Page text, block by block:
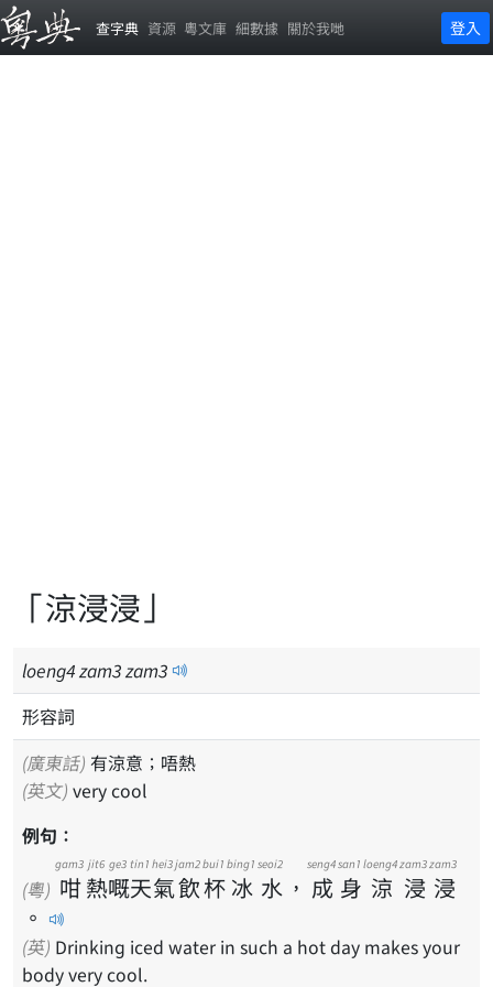
查字典 資源 粵文庫 細數據 關於我哋 登入
「涼浸浸」
loeng4zam3zam3
形容詞
(廣東話) 有涼意；唔熱
(英文) very cool
例句：
(粵) 咁
gam3
熱
jit6
嘅
ge3
天
tin1
氣
hei3
飲
jam2
杯
bui1
冰
bing1
水
seoi2
， 成
seng4
身
san1
涼
loeng4
浸
zam3
浸
zam3
。
(英) Drinking iced water in such a hot day makes your
body very cool.